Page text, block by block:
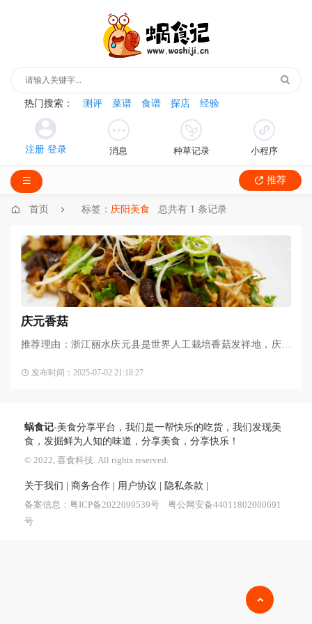
热门搜索： 测评 菜谱 食谱 探店 经验
消息 种草记录 小程序
推荐
首页 标签： 庆阳美食 总共有 1 条记录
庆元香菇
推荐理由：浙江丽水庆元县是世界人工栽培香菇发祥地，庆元
境，形成 "菇质厚、香味浓 "的鲜明特色，是江浙菜系提鲜的天
发布时间：2025-07-02 21:18:27
蜗食记-美食分享平台，我们是一帮快乐的吃货，我们发现美
食，发掘鲜为人知的味道，分享美食，分享快乐！
© 2022, 喜食科技. All rights reserved.
关于我们 商务合作 用户协议 隐私条款
备案信息： 粤ICP备2022099539号
粤公网安备44011802000691
号